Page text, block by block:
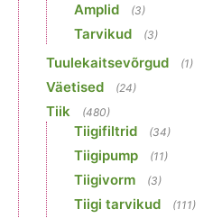
Amplid (3)
Tarvikud (3)
Tuulekaitsevõrgud (1)
Väetised (24)
Tiik (480)
Tiigifiltrid (34)
Tiigipump (11)
Tiigivorm (3)
Tiigi tarvikud (111)